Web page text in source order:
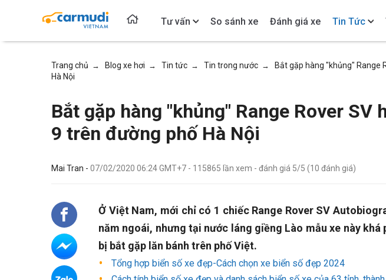
Tư vấn So sánh xe Đánh giá xe Tin Tức
Trang chủ → Blog xe hơi → Tin tức → Tin trong nước →
Bắt gặp hàng "khủng" Range
Hà Nội
Bắt gặp hàng "khủng" Range Rover SV
9 trên đường phố Hà Nội
Mai Tran - 07/02/2020 06:24 GMT+7 - 115865 lần xem - đánh giá 5/5 (10 đánh giá)
Ở Việt Nam, mới chỉ có 1 chiếc Range Rover SV
năm ngoái, nhưng tại nước láng giềng Lào mẫu xe này khá
bị bắt gặp lăn bánh trên phố Việt.
Tổng hợp biển số xe đẹp-Cách chọn xe biển số đẹp 2024